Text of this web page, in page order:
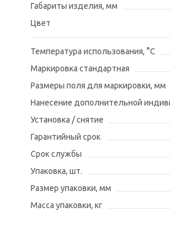
Габариты изделия, мм
Цвет
Температура использования, °С
Маркировка стандартная
Размеры поля для маркировки, мм
Нанесение дополнительной
Установка / снятие
Гарантийный срок
Срок службы
Упаковка, шт.
Размер упаковки, мм
Масса упаковки, кг